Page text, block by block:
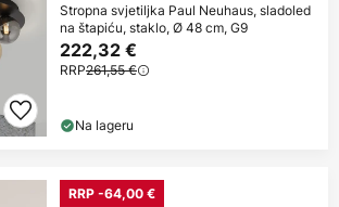
Stropna svjetiljka Paul Neuhaus, sladoled
na štapiću, staklo, Ø 48 cm, G9
222,32 €
RRP261,55 €
Na lageru
RRP -64,00 €